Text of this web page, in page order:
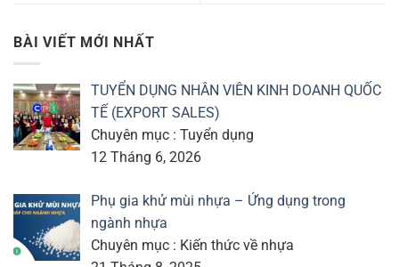
BÀI VIẾT MỚI NHẤT
TUYỂN DỤNG NHÂN VIÊN KINH DOANH QUỐC
TẾ (EXPORT SALES)
Chuyên mục : Tuyển dụng
12 Tháng 6, 2026
Phụ gia khử mùi nhựa – Ứng dụng trong
ngành nhựa
Chuyên mục : Kiến thức về nhựa